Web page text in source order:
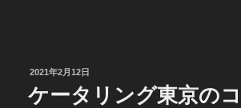
投
日:
2021年2月12日
ケータリング東京の